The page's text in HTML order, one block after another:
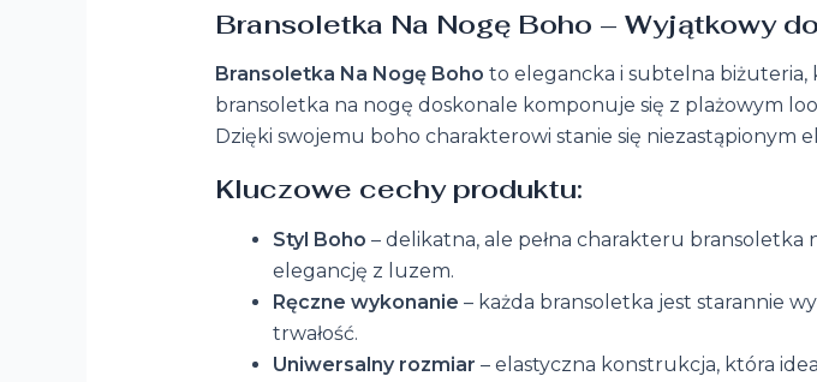
Bransoletka Na Nogę Boho – Wyjątkowy
Bransoletka Na Nogę Boho to elegancka i subtelna biżuteria,
bransoletka na nogę doskonale komponuje się z plażowym
Dzięki swojemu boho charakterowi stanie się niezastąpionym
Kluczowe cechy produktu:
Styl Boho – delikatna, ale pełna charakteru bransoletka
elegancję z luzem.
Ręczne wykonanie – każda bransoletka jest starannie
trwałość.
Uniwersalny rozmiar – elastyczna konstrukcja, która